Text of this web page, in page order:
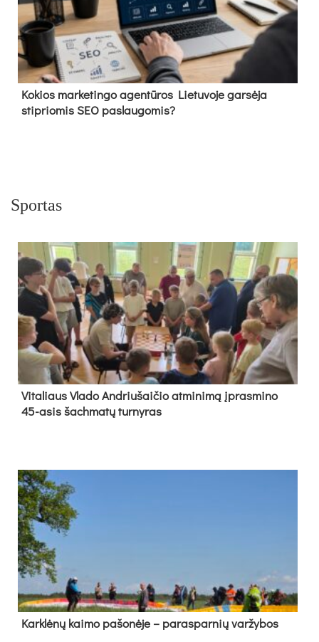
Kokios marketingo agentūros Lietuvoje garsėja
stipriomis SEO paslaugomis?
Sportas
Vi­ta­liaus Vla­do And­riu­šai­čio at­mi­ni­mą įpras­mi­no
45-asis šach­ma­tų tur­ny­ras
Kark­lė­nų kai­mo pa­šo­nė­je – pa­ras­par­nių var­žy­bos